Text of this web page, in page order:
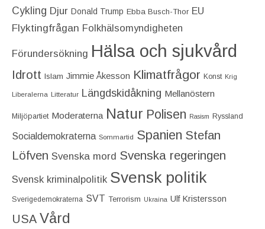
Cykling Djur Donald Trump Ebba Busch-Thor EU
Flyktingfrågan Folkhälsomyndigheten
Förundersökning Hälsa och sjukvård
Idrott Islam Jimmie Åkesson Klimatfrågor Konst Krig
Liberalerna Litteratur Längdskidåkning Mellanöstern
Miljöpartiet Moderaterna Natur Polisen Rasism Ryssland
Socialdemokraterna Sommartid Spanien Stefan
Löfven Svenska mord Svenska regeringen
Svensk kriminalpolitik Svensk politik
Sverigedemokraterna SVT Terrorism Ukraina Ulf Kristersson
USA Vård